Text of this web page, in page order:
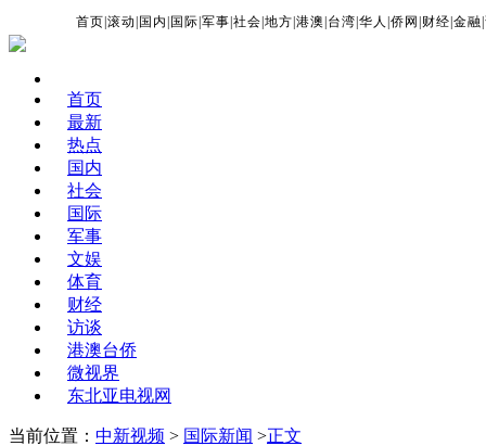
首页 |滚动 国内 国际 |军事 |社会 |地方 |港澳 台湾 |华人 |侨网 财经 |金融 |
首页
最新
热点
国内
社会
国际
军事
文娱
体育
财经
访谈
港澳台侨
微视界
东北亚电视网
当前位置： 中新视频 > 国际新闻 >正文